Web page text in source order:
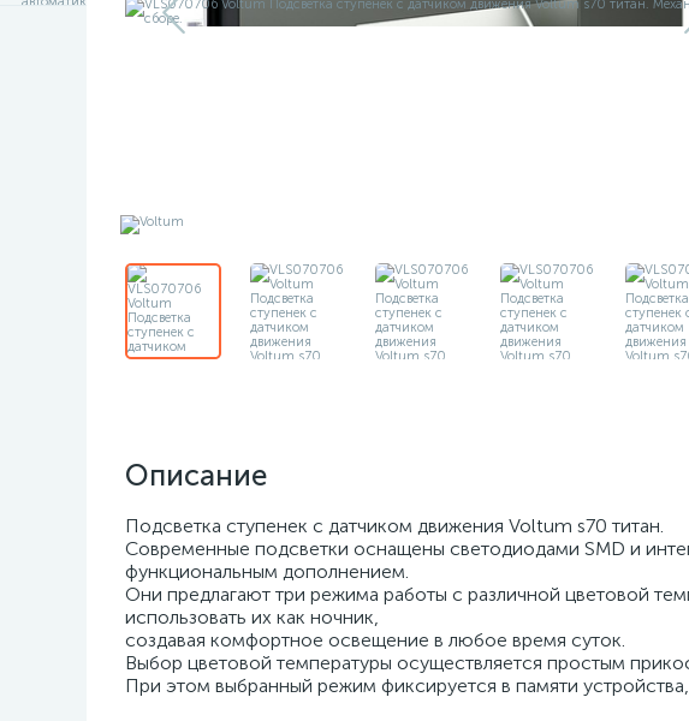
Описание
Подсветка ступенек с датчиком движения Voltum s70 титан.
Современные подсветки оснащены светодиодами SMD и
функциональным дополнением.
Они предлагают три режима работы с различной цветовой
использовать их как ночник,
создавая комфортное освещение в любое время суток.
Выбор цветовой температуры осуществляется простым
При этом выбранный режим фиксируется в памяти